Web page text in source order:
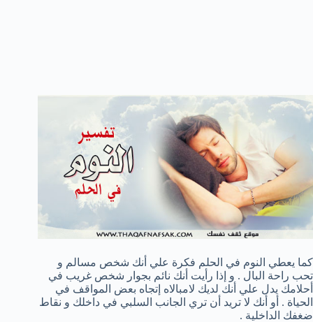
كما يعطي النوم في الحلم فكرة علي أنك شخص مسالم و
تحب راحة البال . و إذا رأيت أنك نائم بجوار شخص غريب في
أحلامك يدل علي أنك لديك لامبالاه إتجاه بعض المواقف في
الحياة . أو أنك لا تريد أن تري الجانب السلبي في داخلك و نقاط
ضغفك الداخلية .